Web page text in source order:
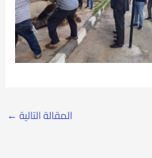
المقالة التالية ←